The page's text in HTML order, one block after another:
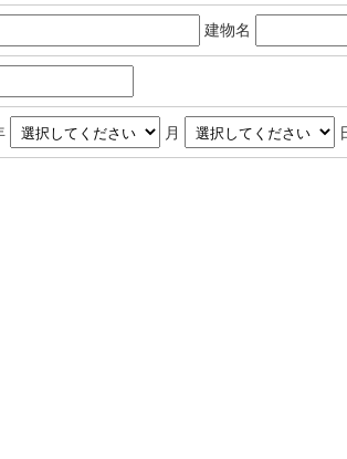
建物名
月